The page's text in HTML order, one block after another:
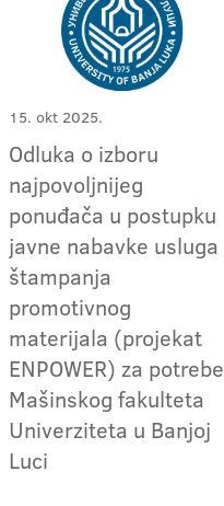
15. okt 2025.
Odluka o izboru
najpovoljnijeg
ponuđača u postupku
javne nabavke usluga
štampanja
promotivnog
materijala (projekat
ENPOWER) za potrebe
Mašinskog fakulteta
Univerziteta u Banjoj
Luci